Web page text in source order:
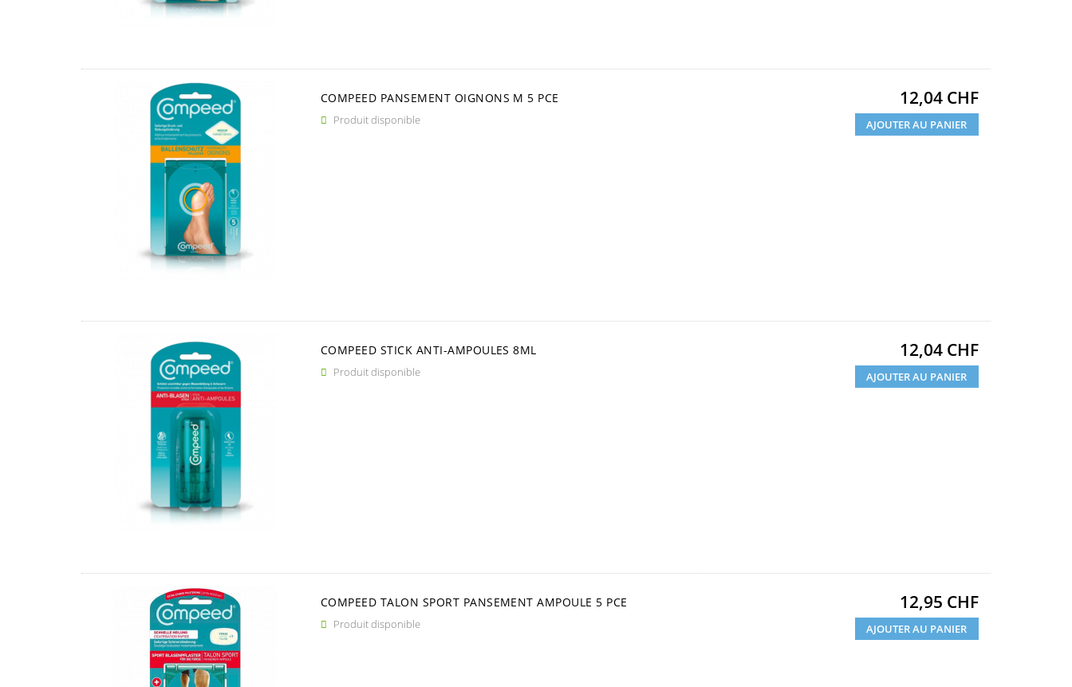
COMPEED PANSEMENT OIGNONS M 5 PCE
 Produit disponible
Prix
12,04 CHF
AJOUTER AU PANIER
COMPEED STICK ANTI-AMPOULES 8ML
 Produit disponible
Prix
12,04 CHF
AJOUTER AU PANIER
COMPEED TALON SPORT PANSEMENT AMPOULE 5 PCE
 Produit disponible
Prix
12,95 CHF
AJOUTER AU PANIER